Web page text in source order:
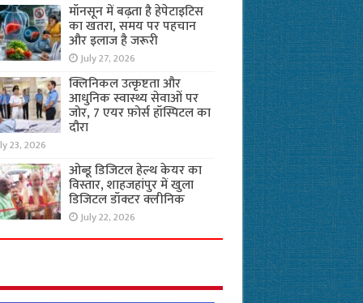
मॉनसून में बढ़ता है हेपेटाइटिस
का खतरा, समय पर पहचान
और इलाज है जरूरी
July 27, 2026
क्लिनिकल उत्कृष्टता और
आधुनिक स्वास्थ्य सेवाओं पर
जोर, 7 एयर फ़ोर्स हॉस्पिटल का
दौरा
23, 2026
ओब्डू डिजिटल हेल्थ केयर का
विस्तार, शाहजहांपुर में खुला
डिजिटल डॉक्टर क्लीनिक
July 22, 2026